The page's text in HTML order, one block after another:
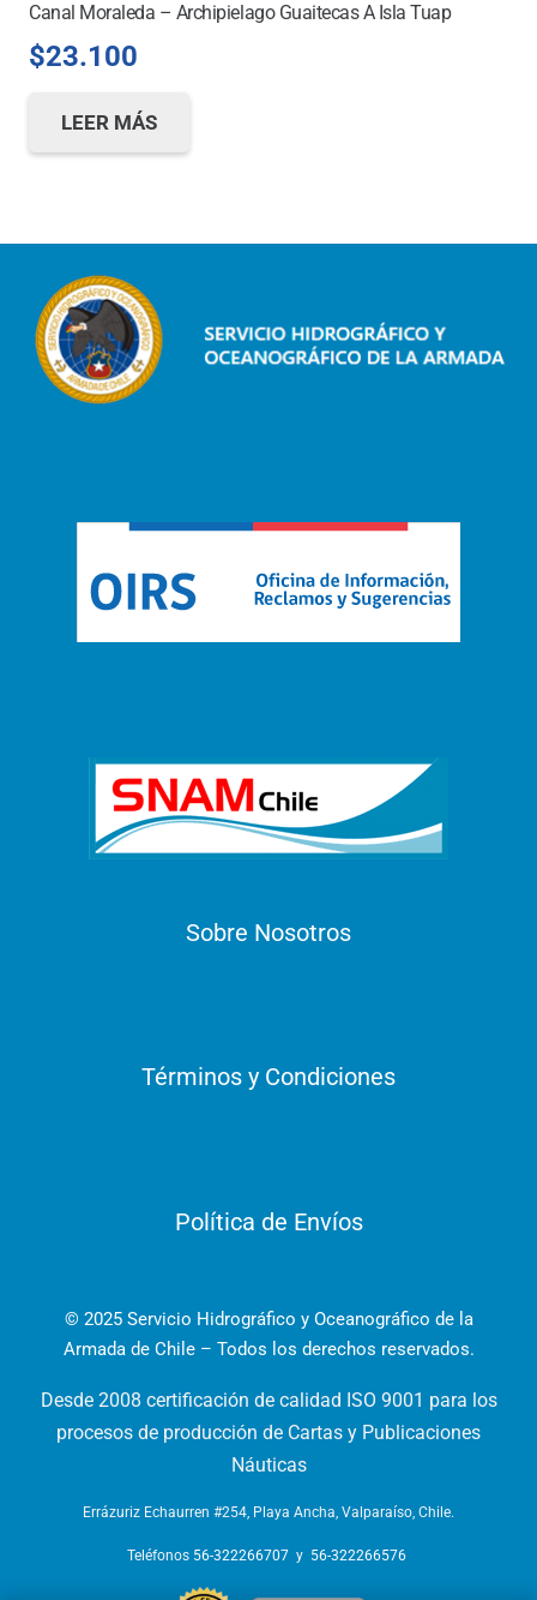
Canal Moraleda – Archipielago Guaitecas A Isla Tuap
$23.100
LEER MÁS
Sobre Nosotros
Términos y Condiciones
Política de Envíos
© 2025 Servicio Hidrográfico y Oceanográfico de la
Armada de Chile – Todos los derechos reservados.
Desde 2008 certificación de calidad ISO 9001 para los
procesos de producción de Cartas y Publicaciones
Náuticas
Errázuriz Echaurren #254, Playa Ancha, Valparaíso, Chile.
Teléfonos 56-322266707 y 56-322266576